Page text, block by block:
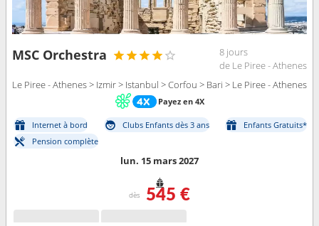
MSC Orchestra
8 jours
de Le Piree - Athenes
Le Piree - Athenes > Izmir > Istanbul > Corfou > Bari > Le Piree - Athenes
Payez en 4X
Internet à bord Clubs Enfants dès 3 ans
Enfants Gratuits*
Pension complète
lun. 15 mars 2027
dès 545 €